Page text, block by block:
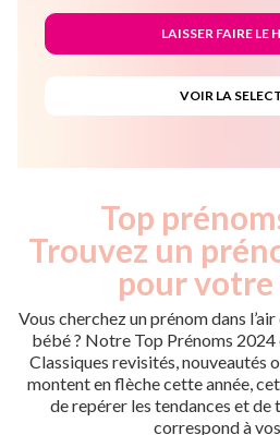
Top
Trouvez un
pour votre
Vous cherchez un prénom dans
bébé ? Notre Top Prénoms 2024
Classiques revisités, nouveautés
montent en flèche cette année,
de repérer les tendances et de
correspond à vos